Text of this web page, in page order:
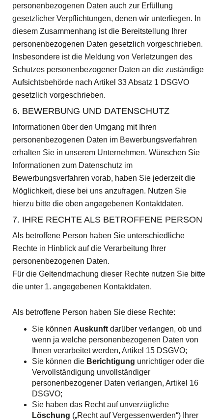
personenbezogenen Daten auch zur Erfüllung
gesetzlicher Verpflichtungen, denen wir unterliegen. In
diesem Zusammenhang ist die Bereitstellung Ihrer
personenbezogenen Daten gesetzlich vorgeschrieben.
Insbesondere ist die Meldung von Verletzungen des
Schutzes personenbezogener Daten an die zuständige
Aufsichtsbehörde nach Artikel 33 Absatz 1 DSGVO
gesetzlich vorgeschrieben.
6. BEWERBUNG UND DATENSCHUTZ
Informationen über den Umgang mit Ihren
personenbezogenen Daten im Bewerbungsverfahren
erhalten Sie in unserem Unternehmen. Wünschen Sie
Informationen zum Datenschutz im
Bewerbungsverfahren vorab, haben Sie jederzeit die
Möglichkeit, diese bei uns anzufragen. Nutzen Sie
hierzu bitte die oben angegebenen Kontaktdaten.
7. IHRE RECHTE ALS BETROFFENE PERSON
Als betroffene Person haben Sie unterschiedliche
Rechte in Hinblick auf die Verarbeitung Ihrer
personenbezogenen Daten.
Für die Geltendmachung dieser Rechte nutzen Sie bitte
die unter 1. angegebenen Kontaktdaten.
Als betroffene Person haben Sie diese Rechte:
Sie können Auskunft darüber verlangen, ob und
wenn ja welche personenbezogenen Daten von
Ihnen verarbeitet werden, Artikel 15 DSGVO;
Sie können die Berichtigung unrichtiger oder die
Vervollständigung unvollständiger
personenbezogener Daten verlangen, Artikel 16
DSGVO;
Sie haben das Recht auf unverzügliche
Löschung („Recht auf Vergessenwerden“) Ihrer